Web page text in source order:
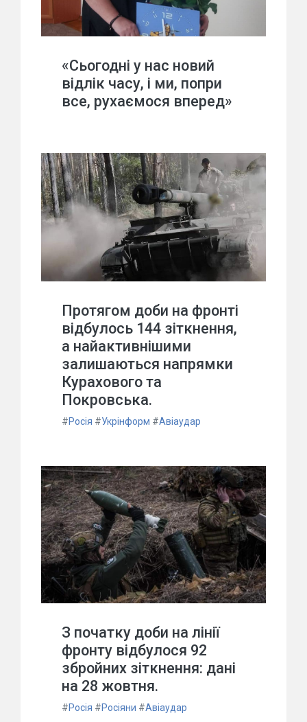
«Сьогодні у нас новий
відлік часу, і ми, попри
все, рухаємося вперед»
Протягом доби на фронті
відбулось 144 зіткнення,
а найактивнішими
залишаються напрямки
Курахового та
Покровська.
#Росія #Укрінформ #Авіаудар
З початку доби на лінії
фронту відбулося 92
збройних зіткнення: дані
на 28 жовтня.
#Росія #Росіяни #Авіаудар